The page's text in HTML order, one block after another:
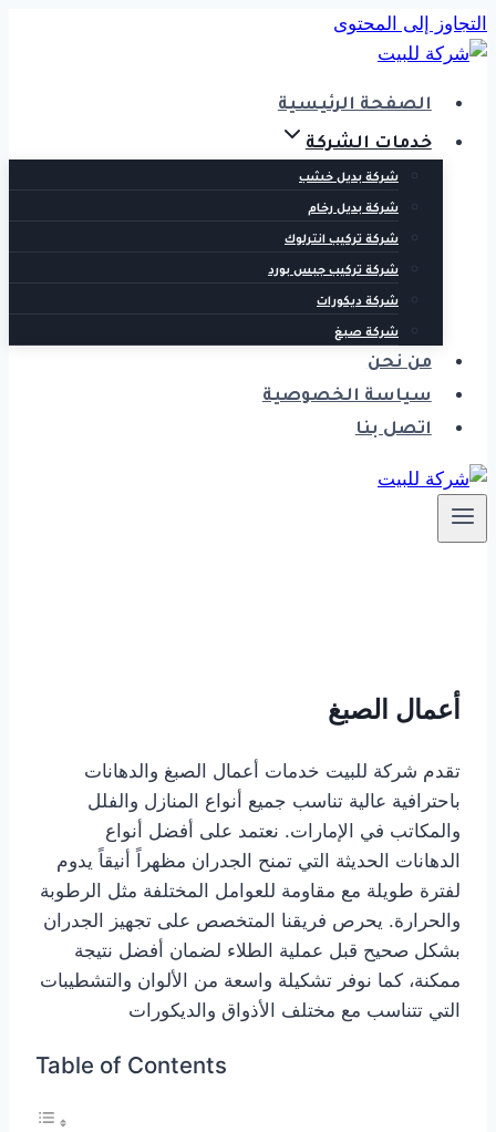
التجاوز إلى المحتوى
الصفحة الرئيسية
خدمات الشركة
شركة بديل خشب
شركة بديل رخام
شركة تركيب انترلوك
شركة تركيب جبس بورد
شركة ديكورات
شركة صبغ
من نحن
سياسة الخصوصية
اتصل بنا
أعمال الصبغ
تقدم شركة للبيت خدمات أعمال الصبغ والدهانات
باحترافية عالية تناسب جميع أنواع المنازل والفلل
والمكاتب في الإمارات. نعتمد على أفضل أنواع
الدهانات الحديثة التي تمنح الجدران مظهراً أنيقاً يدوم
لفترة طويلة مع مقاومة للعوامل المختلفة مثل الرطوبة
والحرارة. يحرص فريقنا المتخصص على تجهيز الجدران
بشكل صحيح قبل عملية الطلاء لضمان أفضل نتيجة
ممكنة، كما نوفر تشكيلة واسعة من الألوان والتشطيبات
التي تتناسب مع مختلف الأذواق والديكورات
Table of Contents